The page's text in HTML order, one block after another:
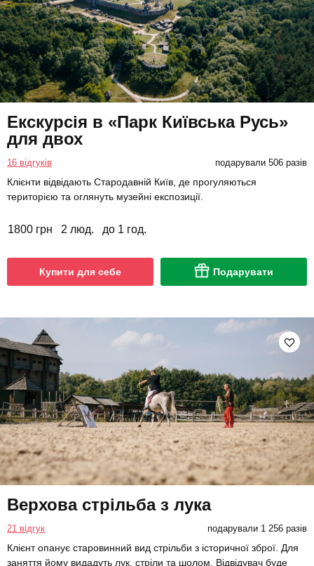
Екскурсія в «Парк Київська Русь»
для двох
16 відгуків подарували 506 разів
Клієнти відвідають Стародавній Київ, де прогуляються
територією та оглянуть музейні експозиції.
1800 грн 2 люд. до 1 год.
Купити для себе Подарувати
Верхова стрільба з лука
21 відгук подарували 1 256 разів
Клієнт опанує старовинний вид стрільби з історичної зброї. Для
заняття йому видадуть лук, стріли та шолом. Відвідувач буде